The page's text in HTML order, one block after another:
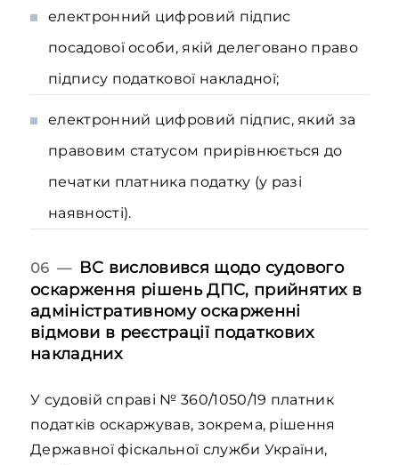
електронний цифровий підпис
посадової особи, якій делеговано право
підпису податкової накладної;
електронний цифровий підпис, який за
правовим статусом прирівнюється до
печатки платника податку (у разі
наявності).
06 — ВС висловився щодо судового
оскарження рішень ДПС, прийнятих в
адміністративному оскарженні
відмови в реєстрації податкових
накладних
У судовій справі № 360/1050/19 платник
податків оскаржував, зокрема, рішення
Державної фіскальної служби України,